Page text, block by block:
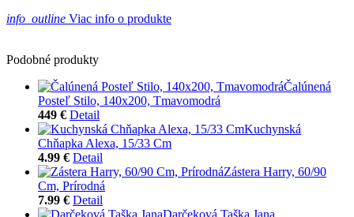
info_outline Viac info o produkte
Podobné produkty
Čalúnená
Posteľ Stilo, 140x200, Tmavomodrá
449 € Detail
Kuchynská
Chňapka Alexa, 15/33 Cm
4.99 € Detail
Zástera Harry, 60/90
Cm, Prírodná
7.99 € Detail
Darčeková Taška Jana